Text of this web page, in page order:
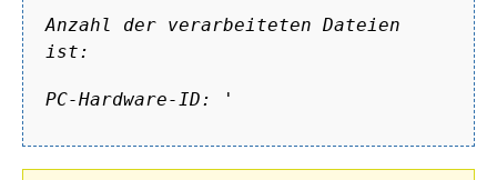
Anzahl der verarbeiteten Dateien
ist:
PC-Hardware-ID: '